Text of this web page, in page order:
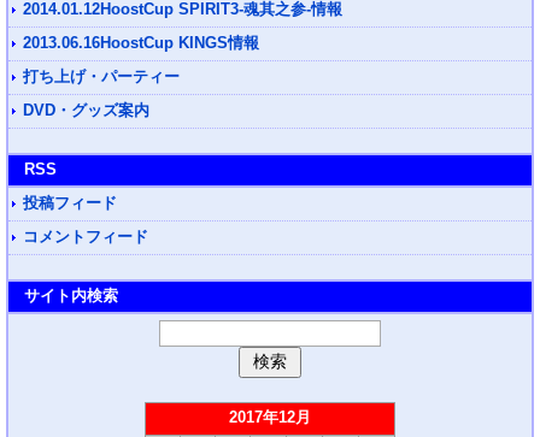
2014.01.12HoostCup SPIRIT3-魂其之参-情報
2013.06.16HoostCup KINGS情報
打ち上げ・パーティー
DVD・グッズ案内
RSS
投稿フィード
コメントフィード
サイト内検索
2017年12月